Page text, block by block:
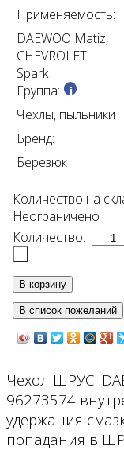
Применяемость:
DAEWOO Matiz,
CHEVROLET
Spark
Группа:
Чехлы, пыльники
Бренд:
Березюк
Количество на
Неограничено
Количество:
Чехол ШРУС
96273574
удержания
попадания в